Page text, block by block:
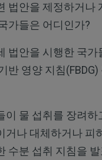
법안을 제정하거나
가들은 어디인가?
법안을 시행한 국가
반 영양 지침(FBDG)
이 물 섭취를 장려하
거나 대체하거나 피
수분 섭취 지침을